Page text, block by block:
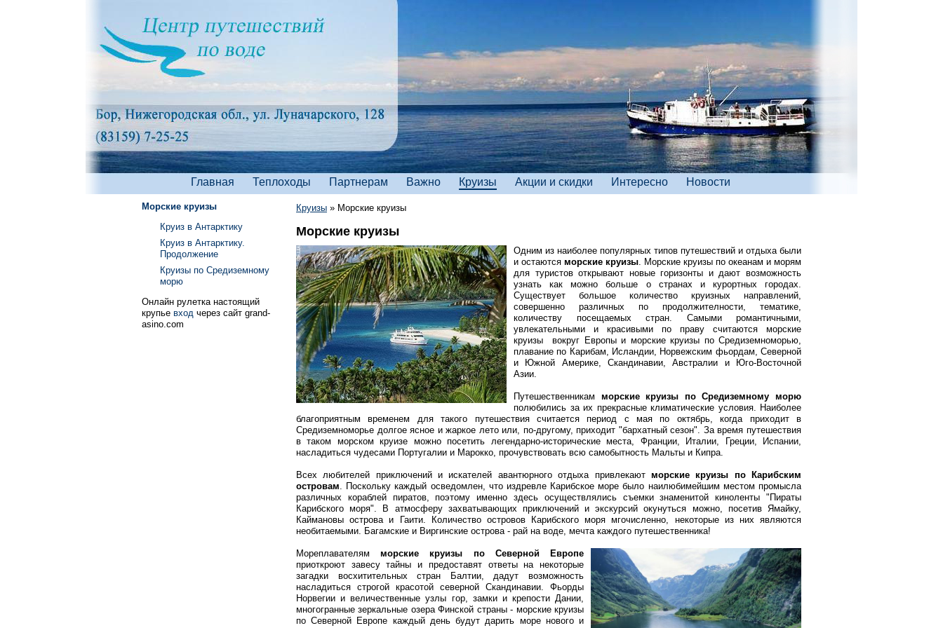
Главная Теплоходы Партнерам Важно Круизы Акции и скидки Интересно Новости
Круизы » Морские круизы
Морские круизы
Одним из наиболее популярных типов путешествий и отдыха были
и остаются морские круизы. Морские круизы по океанам и морям
для туристов открывают новые горизонты и дают возможность
узнать как можно больше о странах и курортных городах.
Существует большое количество круизных направлений,
совершенно различных по продолжителности, тематике,
количеству посещаемых стран. Самыми романтичными,
увлекательными и красивыми по праву считаются морские
круизы вокруг Европы и морские круизы по Средиземноморью,
плавание по Карибам, Исландии, Норвежским фьордам, Северной
и Южной Америке, Скандинавии, Австралии и Юго-Восточной
Азии.
Путешественникам морские круизы по Средиземному морю
полюбились за их прекрасные климатические условия. Наиболее
благоприятным временем для такого путешествия считается период с мая по октябрь, когда приходит в
Средиземноморье долгое ясное и жаркое лето или, по-другому, приходит "бархатный сезон". За время путешествия
в таком морском круизе можно посетить легендарно-исторические места, Франции, Италии, Греции, Испании,
насладиться чудесами Португалии и Марокко, прочувствовать всю самобытность Мальты и Кипра.
Всех любителей приключений и искателей авантюрного отдыха привлекают морские круизы по Карибским
островам. Поскольку каждый осведомлен, что издревле Карибское море было наилюбимейшим местом промысла
различных кораблей пиратов, поэтому именно здесь осуществлялись съемки знаменитой киноленты "Пираты
Карибского моря". В атмосферу захватывающих приключений и экскурсий окунуться можно, посетив Ямайку,
Каймановы острова и Гаити. Количество островов Карибского моря мгочисленно, некоторые из них являются
необитаемыми. Багамские и Виргинские острова - рай на воде, мечта каждого путешественника!
Мореплавателямморские круизы по Северной Европе
приоткроют завесу тайны и предоставят ответы на некоторые
загадки восхитительных стран Балтии, дадут возможность
насладиться строгой красотой северной Скандинавии. Фьорды
Норвегии и величественные узлы гор, замки и крепости Дании,
многогранные зеркальные озера Финской страны - морские круизы
по Северной Европе каждый день будут дарить море нового и
Морские круизы
Круиз в Антарктику
Круиз в Антарктику.
Продолжение
Круизы по Средиземному
морю
Онлайн рулетка настоящий
крупье вход через сайт grand-
asino.com